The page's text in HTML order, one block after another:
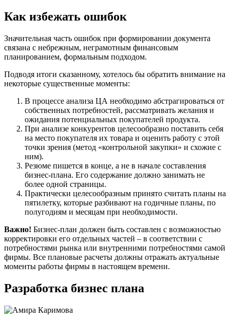
Как избежать ошибок
Значительная часть ошибок при формировании документа
связана с небрежным, неграмотным финансовым
планированием, формальным подходом.
Подводя итоги сказанному, хотелось бы обратить внимание на
некоторые существенные моменты:
В процессе анализа ЦА необходимо абстрагироваться от
собственных потребностей, рассматривать желания и
ожидания потенциальных покупателей продукта.
При анализе конкурентов целесообразно поставить себя
на место покупателя их товара и оценить работу с этой
точки зрения (метод «контрольной закупки» и схожие с
ним).
Резюме пишется в конце, а не в начале составления
бизнес-плана. Его содержание должно занимать не
более одной страницы.
Практически целесообразным принято считать планы на
пятилетку, которые разбивают на годичные планы, по
полугодиям и месяцам при необходимости.
Важно! Бизнес-план должен быть составлен с возможностью
корректировки его отдельных частей – в соответствии с
потребностями рынка или внутренними потребностями самой
фирмы. Все плановые расчеты должны отражать актуальные
моменты работы фирмы в настоящем времени.
Разработка бизнес плана